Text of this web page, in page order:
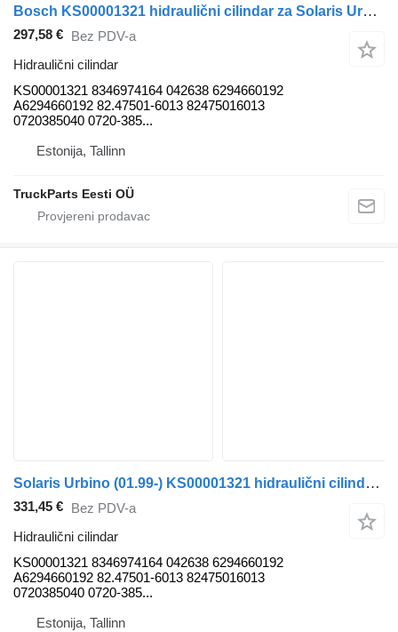
Bosch KS00001321 hidraulični cilindar za Solaris Urbino, Alpino, Vacanza (1999-) autobusa
297,58 € Bez PDV-a
Hidraulični cilindar
KS00001321 8346974164 042638 6294660192
A6294660192 82.47501-6013 82475016013
0720385040 0720-385...
Estonija, Tallinn
TruckParts Eesti OÜ
Solaris Urbino (01.99-) KS00001321 hidraulični cilindar za Solaris Urbino, Alpino, Vacanza (1999-) autobusa
331,45 € Bez PDV-a
Hidraulični cilindar
KS00001321 8346974164 042638 6294660192
A6294660192 82.47501-6013 82475016013
0720385040 0720-385...
Estonija, Tallinn